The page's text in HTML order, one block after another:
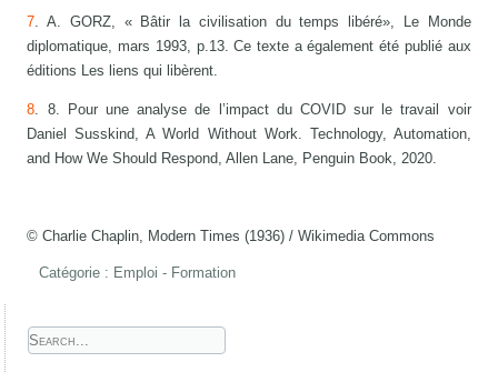
7. A. GORZ, « Bâtir la civilisation du temps libéré», Le Monde
diplomatique, mars 1993, p.13. Ce texte a également été publié aux
éditions Les liens qui libèrent.
8. 8. Pour une analyse de l’impact du COVID sur le travail voir
Daniel Susskind, A World Without Work. Technology, Automation,
and How We Should Respond, Allen Lane, Penguin Book, 2020.
© Charlie Chaplin, Modern Times (1936) / Wikimedia Commons
Catégorie : Emploi - Formation